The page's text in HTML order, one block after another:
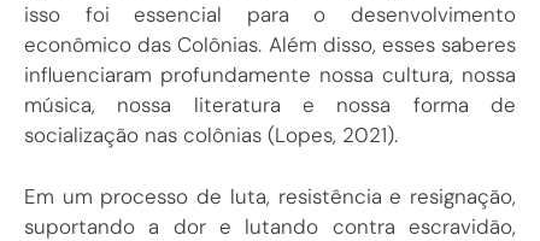
isso foi essencial para o desenvolvimento
econômico das Colônias. Além disso, esses saberes
influenciaram profundamente nossa cultura, nossa
música, nossa literatura e nossa forma de
socialização nas colônias (Lopes, 2021).
Em um processo de luta, resistência e resignação,
suportando a dor e lutando contra escravidão,